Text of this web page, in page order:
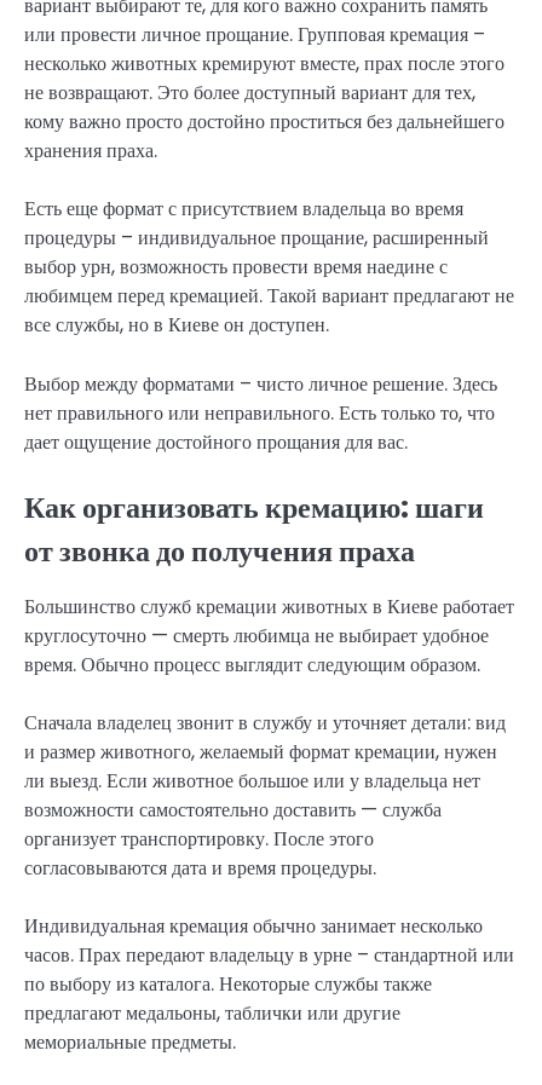
вариант выбирают те, для кого важно сохранить память
или провести личное прощание. Групповая кремация –
несколько животных кремируют вместе, прах после этого
не возвращают. Это более доступный вариант для тех,
кому важно просто достойно проститься без дальнейшего
хранения праха.
Есть еще формат с присутствием владельца во время
процедуры – индивидуальное прощание, расширенный
выбор урн, возможность провести время наедине с
любимцем перед кремацией. Такой вариант предлагают не
все службы, но в Киеве он доступен.
Выбор между форматами – чисто личное решение. Здесь
нет правильного или неправильного. Есть только то, что
дает ощущение достойного прощания для вас.
Как организовать кремацию: шаги
от звонка до получения праха
Большинство служб кремации животных в Киеве работает
круглосуточно — смерть любимца не выбирает удобное
время. Обычно процесс выглядит следующим образом.
Сначала владелец звонит в службу и уточняет детали: вид
и размер животного, желаемый формат кремации, нужен
ли выезд. Если животное большое или у владельца нет
возможности самостоятельно доставить — служба
организует транспортировку. После этого
согласовываются дата и время процедуры.
Индивидуальная кремация обычно занимает несколько
часов. Прах передают владельцу в урне – стандартной или
по выбору из каталога. Некоторые службы также
предлагают медальоны, таблички или другие
мемориальные предметы.